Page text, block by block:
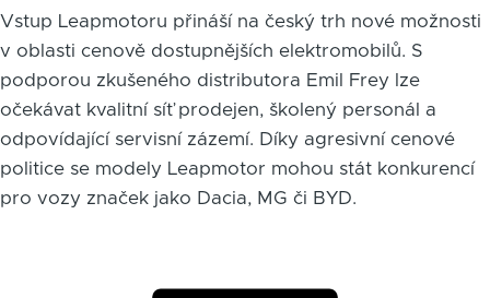
Vstup Leapmotoru přináší na český trh nové možnosti
v oblasti cenově dostupnějších elektromobilů. S
podporou zkušeného distributora Emil Frey lze
očekávat kvalitní síť prodejen, školený personál a
odpovídající servisní zázemí. Díky agresivní cenové
politice se modely Leapmotor mohou stát konkurencí
pro vozy značek jako Dacia, MG či BYD.